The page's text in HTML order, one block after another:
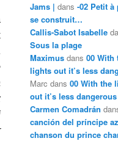
Jams | dans -02 Petit à
se construit…
Callis-Sabot Isabelle
Sous la plage
Maximusdans 00 With
lights out it’s less
Marc dans 00 With the
out it’s less dangerous
Carmen Comadrán
canción del príncipe
chanson du prince